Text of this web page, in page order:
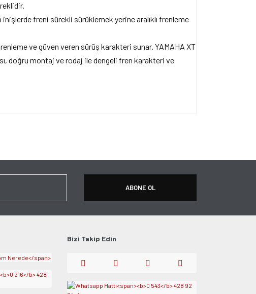
freni sürekli sürüklemek yerine aralıklı frenleme
ve güven veren sürüş karakteri sunar. YAMAHA XT
doğru montaj ve rodaj ile dengeli fren karakteri ve
ABONE OL
Bizi Takip Edin